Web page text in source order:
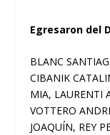
Egresaron del
BLANC
CIBANIK
MIA, LAURENTI
VOTTERO
JOAQUÍN, REY